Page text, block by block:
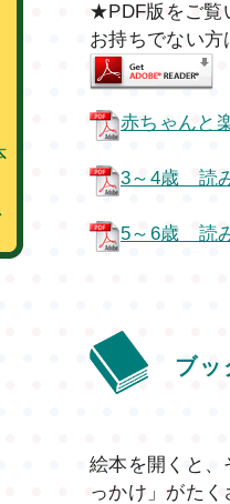
★PDF版をご覧
お持ちでない方
赤ちゃんと
3～4歳 読
5～6歳 読
ブッ
絵本を開くと、
っかけ」がた